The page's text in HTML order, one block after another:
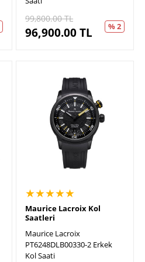
99,800.00TL
96,900.00TL % 2
★★★★★
Maurice Lacroix Kol
Saatleri
Maurice Lacroix
PT6248DLB00330-2 Erkek
Kol Saati